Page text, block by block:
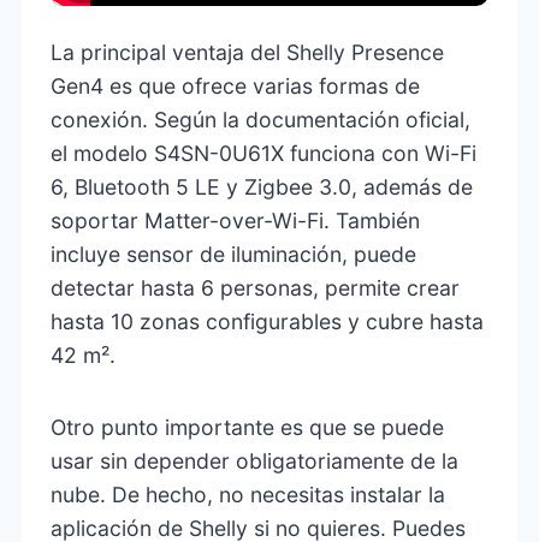
La principal ventaja del Shelly Presence
Gen4 es que ofrece varias formas de
conexión. Según la documentación oficial,
el modelo S4SN-0U61X funciona con Wi-Fi
6, Bluetooth 5 LE y Zigbee 3.0, además de
soportar Matter-over-Wi-Fi. También
incluye sensor de iluminación, puede
detectar hasta 6 personas, permite crear
hasta 10 zonas configurables y cubre hasta
42 m².
Otro punto importante es que se puede
usar sin depender obligatoriamente de la
nube. De hecho, no necesitas instalar la
aplicación de Shelly si no quieres. Puedes